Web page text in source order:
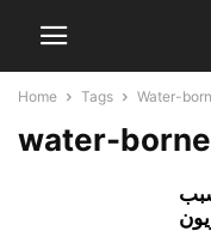
Home Tags Water-
water-